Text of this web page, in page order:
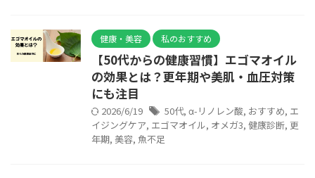
健康・美容 私のおすすめ
【50代からの健康習慣】エゴマオイル
の効果とは？更年期や美肌・血圧対策
にも注目
2026/6/19 50代, α-リノレン酸, おすすめ, エ
イジングケア, エゴマオイル, オメガ3, 健康診断, 更
年期, 美容, 魚不足